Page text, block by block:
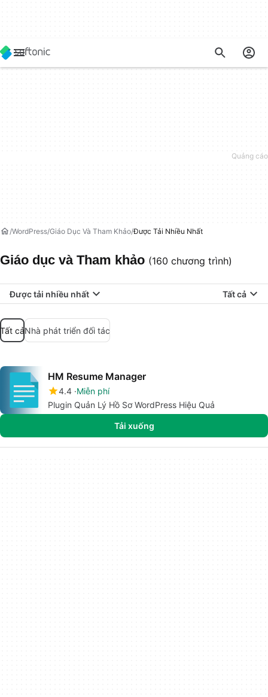
WordPress Giáo Dục Và Tham Khảo Được Tải Nhiều Nhất
Giáo dục và Tham khảo (160 chương trình)
Được tải nhiều nhất Tất cả
Tất cảNhà phát triển đối tác
HM Resume Manager
4.4 Miễn phí
Plugin Quản Lý Hồ Sơ WordPress Hiệu Quả
Tải xuống